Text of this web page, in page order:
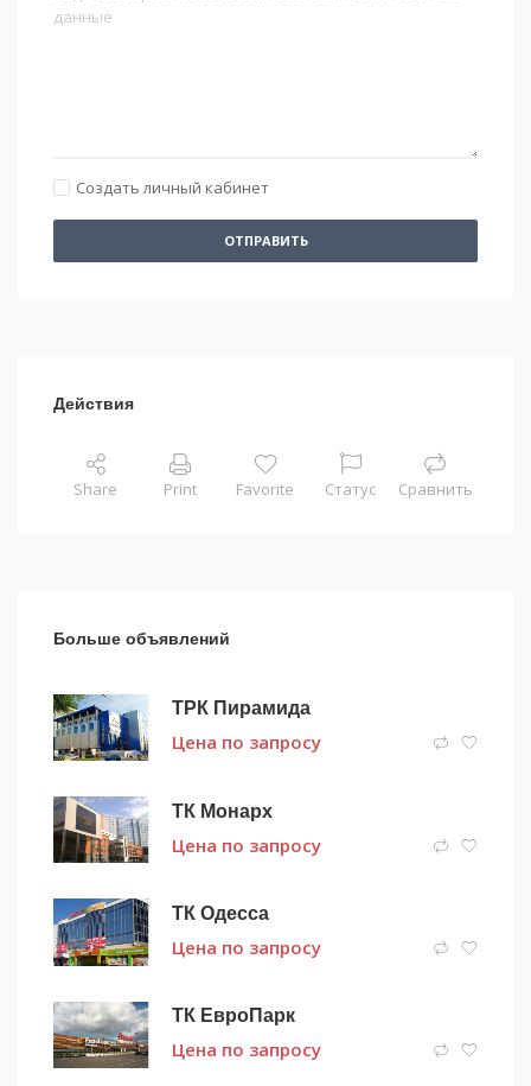
Создать личный кабинет
ОТПРАВИТЬ
Действия
Share Print Favorite Статус Сравнить
Больше объявлений
ТРК Пирамида
Цена по запросу
ТК Монарх
Цена по запросу
ТК Одесса
Цена по запросу
ТК ЕвроПарк
Цена по запросу